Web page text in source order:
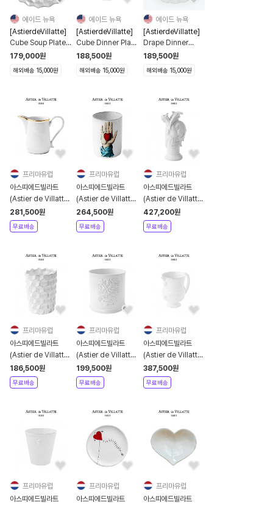
에이드 뉴욕
[AstierdeVillatte]
Cube Soup Plate /
[아스티에드 빌라트]
큐브 수프 플레이트
179,000원
해외배송 15,000원
에이드 뉴욕
[AstierdeVillatte]
Cube Dinner Plate
/ [아스티에드 빌라트]
큐브 디너 플레이트
188,500원
해외배송 15,000원
에이드 뉴욕
[AstierdeVillatte]
Drape Dinner
Plate / [아스티에드
빌라트] 드라페 디너
189,500원
해외배송 15,000원
프리마유럽
아스띠에드빌라트
(Astier de Villatte)
Crésus Milk
Jug[관부가세포함]
281,500원
무료배송
프리마유럽
아스띠에드빌라트
(Astier de Villatte)
Heart in Hand
Vase [관부가세포함]
264,500원
무료배송
프리마유럽
아스띠에드빌라트
(Astier de Villatte)
Dragon Vase [관부
가세포함]
427,200원
무료배송
프리마유럽
아스띠에드빌라트
(Astier de Villatte)
Cube Vase [관부가
세포함]
186,500원
무료배송
프리마유럽
아스띠에드빌라트
(Astier de Villatte)
Blumen Pot [관부가
세포함]
199,500원
무료배송
프리마유럽
아스띠에드빌라트
(Astier de Villatte)
Alexandre
Pitcher[관부가세포
함]
387,500원
무료배송
프리마유럽
아스띠에드빌라트
프리마유럽
아스띠에드빌라트
프리마유럽
아스띠에드빌라트